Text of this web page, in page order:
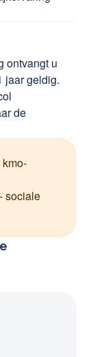
ontvangt u
jaar geldig.
de
sociale